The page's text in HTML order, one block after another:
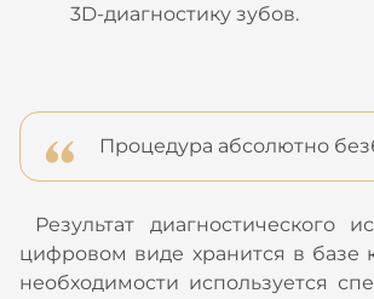
3D-диагностику зубов.
Процедура абсолютно
Результат диагностического
цифровом виде хранится в базе
необходимости используется